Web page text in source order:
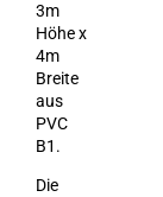
3m
Höhe x
4m
Breite
aus
PVC
B1.
Die